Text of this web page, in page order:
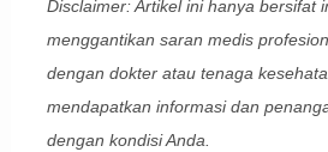
Disclaimer: Artikel ini hanya bersifat
menggantikan saran medis
dengan dokter atau tenaga
mendapatkan informasi dan
dengan kondisi Anda.